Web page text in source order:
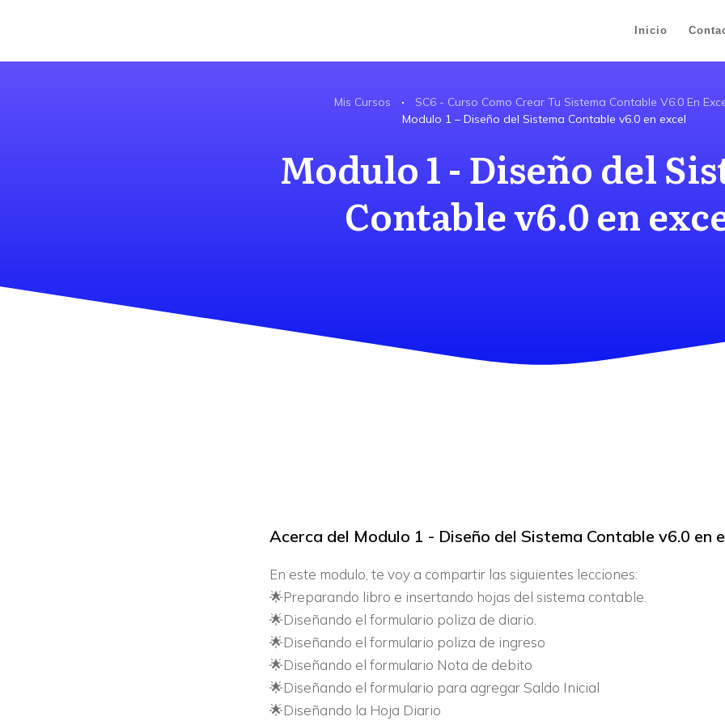
Inicio
Mis Cursos
SC6 - Curso Como Crear Tu Sistema Contable V6.0 En
Modulo 1 – Diseño del Sistema Contable v6.0 en excel
Modulo 1 - Diseño del
Contable v6.0 en
Acerca del Modulo 1 - Diseño del Sistema Contable v6.0 en
En este modulo, te voy a compartir las siguientes lecciones:
🌟Preparando libro e insertando hojas del sistema contable.
🌟Diseñando el formulario poliza de diario.
🌟Diseñando el formulario poliza de ingreso
🌟Diseñando el formulario Nota de debito
🌟Diseñando el formulario para agregar Saldo Inicial
🌟Diseñando la Hoja Diario